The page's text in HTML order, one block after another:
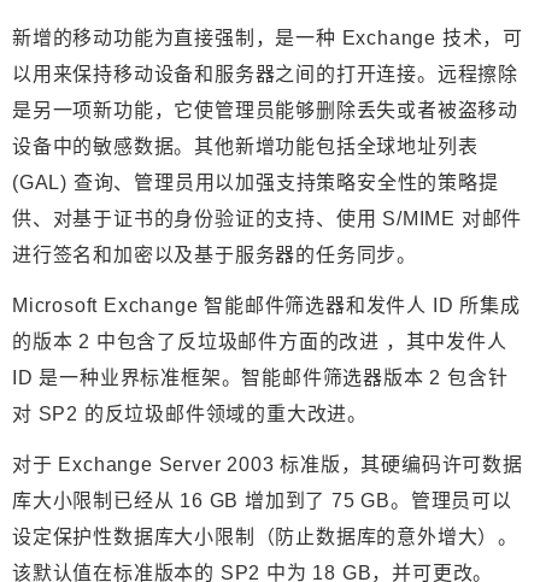
新增的移动功能为直接强制，是一种 Exchange 技术，可
以用来保持移动设备和服务器之间的打开连接。远程擦除
是另一项新功能，它使管理员能够删除丢失或者被盗移动
设备中的敏感数据。其他新增功能包括全球地址列表
(GAL) 查询、管理员用以加强支持策略安全性的策略提
供、对基于证书的身份验证的支持、使用 S/MIME 对邮件
进行签名和加密以及基于服务器的任务同步。
Microsoft Exchange 智能邮件筛选器和发件人 ID 所集成
的版本 2 中包含了反垃圾邮件方面的改进 ，其中发件人
ID 是一种业界标准框架。智能邮件筛选器版本 2 包含针
对 SP2 的反垃圾邮件领域的重大改进。
对于 Exchange Server 2003 标准版，其硬编码许可数据
库大小限制已经从 16 GB 增加到了 75 GB。管理员可以
设定保护性数据库大小限制（防止数据库的意外增大）。
该默认值在标准版本的 SP2 中为 18 GB，并可更改。